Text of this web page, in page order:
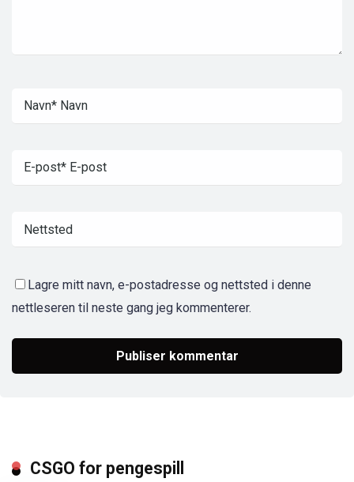
Lagre mitt navn, e-postadresse og nettsted i denne
nettleseren til neste gang jeg kommenterer.
CSGO for pengespill